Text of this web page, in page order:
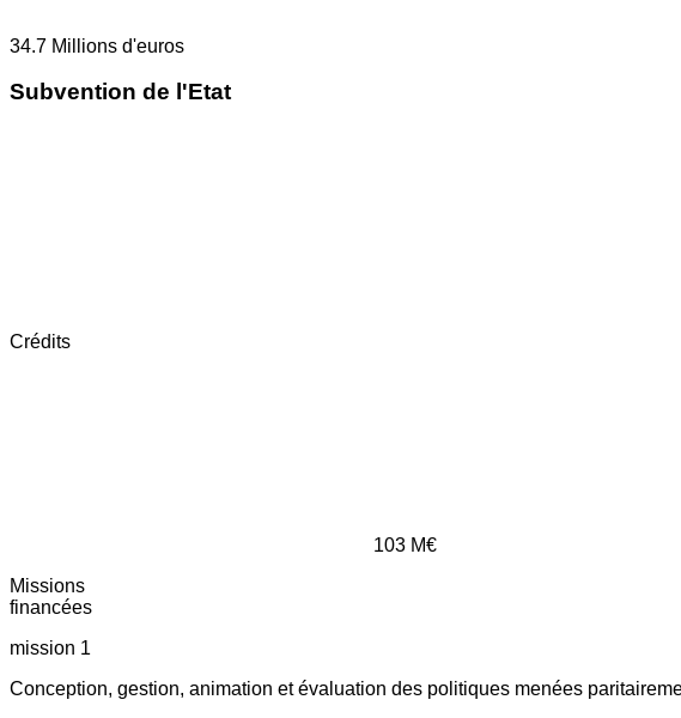
34.7 Millions d'euros
Subvention de l'Etat
Crédits
103 M€
Missions
financées
mission 1
Conception, gestion, animation et évaluation des politiques menées